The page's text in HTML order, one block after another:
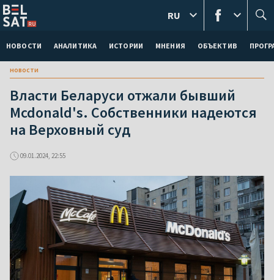
НОВОСТИ АНАЛИТИКА ИСТОРИИ МНЕНИЯ ОБЪЕКТИВ
RU
новости
Власти Беларуси отжали бывший
Mcdonald's. Собственники надеются
на Верховный суд
09.01.2024, 22:55